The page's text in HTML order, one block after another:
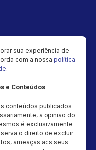
sua experiência de
com a nossa política
.
e Conteúdos
conteúdos publicados
a opinião do
é exclusivamente
o direito de excluir
ameaças aos seus